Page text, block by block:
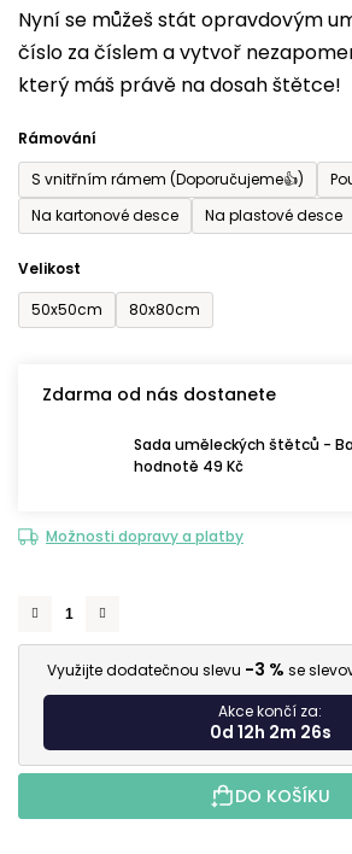
Nyní se můžeš stát opravdovým
číslo za číslem a vytvoř
který máš právě na dosah štětce!
Rámování
S vnitřním rámem (Doporučujeme👍)
Na kartonové desce
Na plastové desce
Velikost
50x50cm
80x80cm
Zdarma od nás dostanete
Sada uměleckých štětců -
hodnotě 49 Kč
Možnosti dopravy a platby
Využijte dodatečnou slevu -3 % se
Akce končí za:
0d 12h 2m 25s
DO KOŠÍKU
produktu
je
0,0
5
hvězdiček.